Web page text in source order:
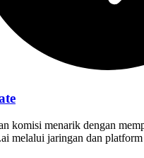
komisi menarik dengan
melalui jaringan dan